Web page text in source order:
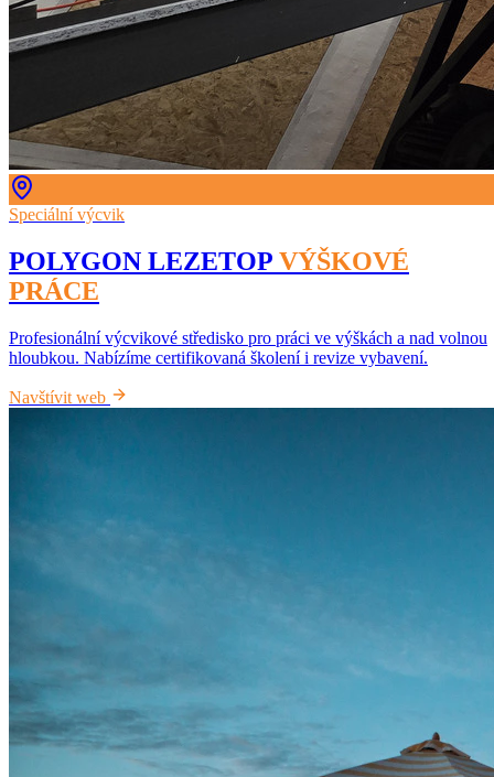
Speciální výcvik
POLYGON LEZETOP VÝŠKOVÉ
PRÁCE
Profesionální výcvikové středisko pro práci ve výškách a nad volnou
hloubkou. Nabízíme certifikovaná školení i revize vybavení.
Navštívit web